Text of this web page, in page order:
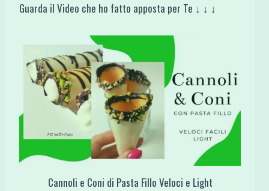
Guarda il Video che ho fatto apposta per Te ↓ ↓ ↓
Cannoli e Coni di Pasta Fillo Veloci e Light